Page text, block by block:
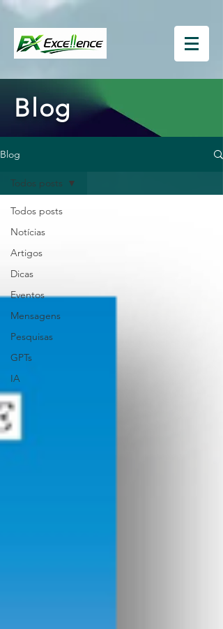
Blog
Blog
Todos posts
Notícias
Artigos
Dicas
Eventos
Mensagens
Pesquisas
GPTs
IA
Todos posts